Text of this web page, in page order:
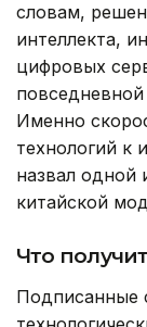
словам,
интеллекта,
цифровых
Именно
технологий к
назвал одной
китайской
Что
Подписанные